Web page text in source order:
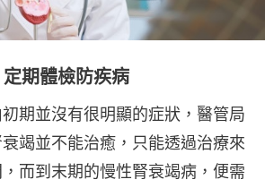
期體檢防疾病
期並沒有很明顯的症狀，醫管局
竭並不能治癒，只能透過治療來
而到末期的慢性腎衰竭病，便需